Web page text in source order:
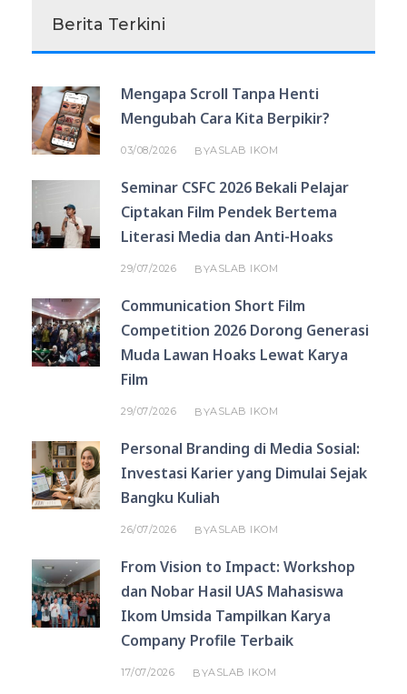
Berita Terkini
Mengapa Scroll Tanpa Henti
Mengubah Cara Kita Berpikir?
03/08/2026 BYASLAB IKOM
Seminar CSFC 2026 Bekali Pelajar
Ciptakan Film Pendek Bertema
Literasi Media dan Anti-Hoaks
29/07/2026 BYASLAB IKOM
Communication Short Film
Competition 2026 Dorong Generasi
Muda Lawan Hoaks Lewat Karya
Film
29/07/2026 BYASLAB IKOM
Personal Branding di Media Sosial:
Investasi Karier yang Dimulai Sejak
Bangku Kuliah
26/07/2026 BYASLAB IKOM
From Vision to Impact: Workshop
dan Nobar Hasil UAS Mahasiswa
Ikom Umsida Tampilkan Karya
Company Profile Terbaik
17/07/2026 BYASLAB IKOM